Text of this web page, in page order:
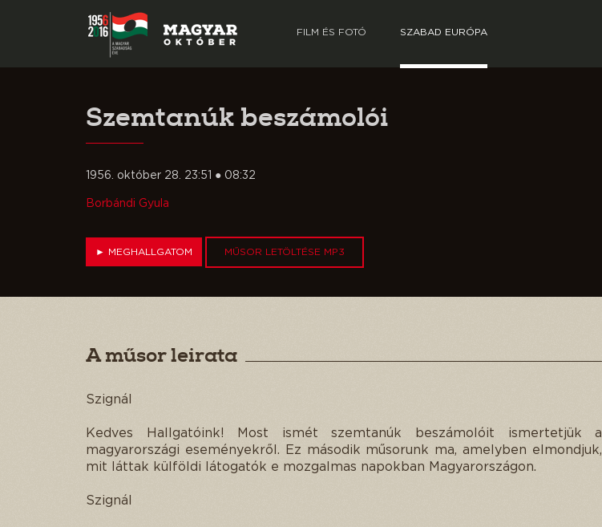
FILM ÉS FOTÓ SZABAD EURÓPA
Szemtanúk beszámolói
1956. október 28. 23:51 ● 08:32
Borbándi Gyula
► MEGHALLGATOM MŰSOR LETÖLTÉSE MP3
A műsor leirata
Szignál
Kedves Hallgatóink! Most ismét szemtanúk beszámolóit ismertetjük a
magyarországi eseményekről. Ez második műsorunk ma, amelyben elmondjuk,
mit láttak külföldi látogatók e mozgalmas napokban Magyarországon.
Szignál